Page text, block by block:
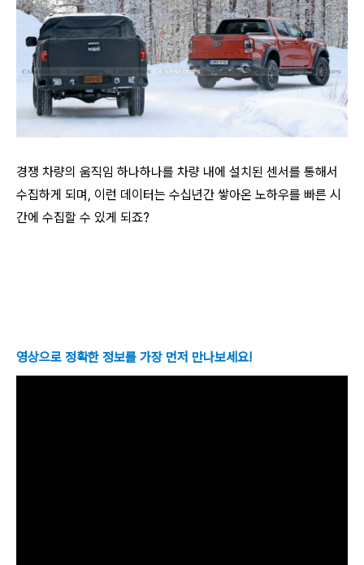
경쟁 차량의 움직임 하나하나를 차량 내에 설치된 센서를 통해서
수집하게 되며, 이런 데이터는 수십년간 쌓아온 노하우를 빠른 시
간에 수집할 수 있게 되죠?
영상으로 정확한 정보를 가장 먼저 만나보세요!